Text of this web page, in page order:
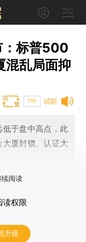
：标普500
混乱局面抑
试听
T中
于盘中高点，此
厦封锁、认证大
续阅读
读权限
升级